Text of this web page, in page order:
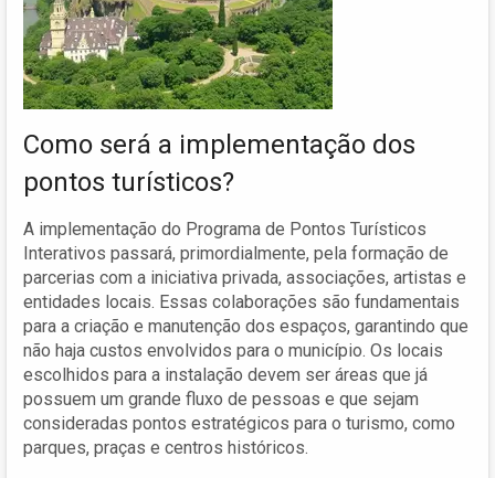
Como será a implementação dos
pontos turísticos?
A implementação do Programa de Pontos Turísticos
Interativos passará, primordialmente, pela formação de
parcerias com a iniciativa privada, associações, artistas e
entidades locais. Essas colaborações são fundamentais
para a criação e manutenção dos espaços, garantindo que
não haja custos envolvidos para o município. Os locais
escolhidos para a instalação devem ser áreas que já
possuem um grande fluxo de pessoas e que sejam
consideradas pontos estratégicos para o turismo, como
parques, praças e centros históricos.